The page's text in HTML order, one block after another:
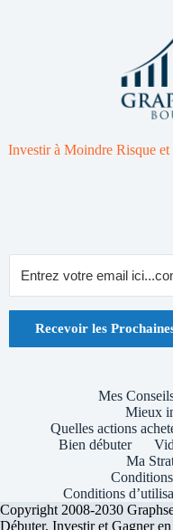
Investir à Moindre Risque
Recevoir les
Mes
Mieux
Quelles actions
Bien débuter
Ma
Conditions
Copyright 2008-2030
Débuter, Investir et Gagner